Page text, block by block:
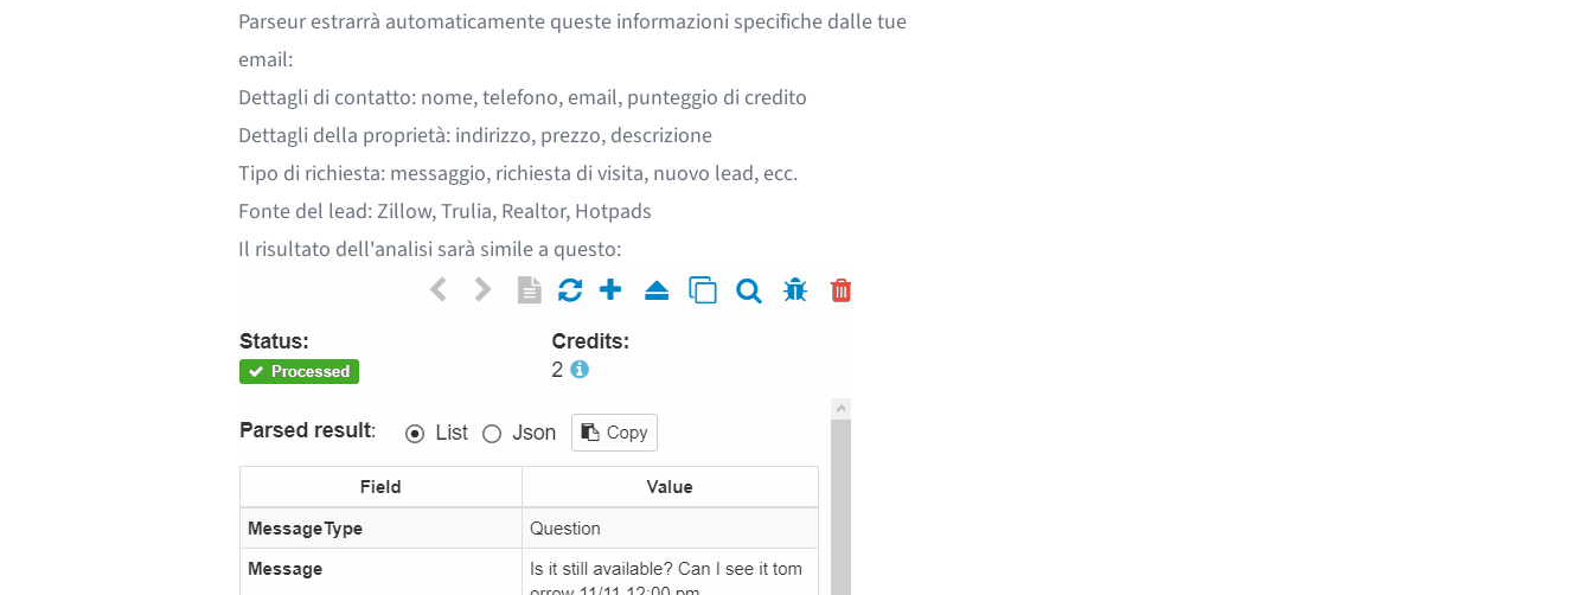
Parseur estrarrà automaticamente queste informazioni specifiche dalle tue
email:
Dettagli di contatto: nome, telefono, email, punteggio di credito
Dettagli della proprietà: indirizzo, prezzo, descrizione
Tipo di richiesta: messaggio, richiesta di visita, nuovo lead, ecc.
Fonte del lead: Zillow, Trulia, Realtor, Hotpads
Il risultato dell'analisi sarà simile a questo: